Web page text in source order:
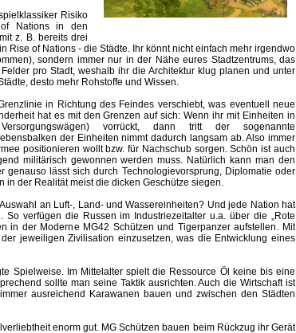
Risiko
Nations in den
z. B. bereits drei
Rise of Nations - die Städte. Ihr könnt nicht einfach mehr irgendwo
sondern immer nur in der Nähe eures Stadtzentrums, das
pro Stadt, weshalb ihr die Architektur klug planen und unter
desto mehr Rohstoffe und Wissen.
in Richtung des Feindes verschiebt, was eventuell neue
hat es mit den Grenzen auf sich: Wenn ihr mit Einheiten in
vorrückt, dann tritt der sogenannte
der Einheiten nimmt dadurch langsam ab. Also immer
positionieren wollt bzw. für Nachschub sorgen. Schön ist auch
militärisch gewonnen werden muss. Natürlich kann man den
genauso lässt sich durch Technologievorsprung, Diplomatie oder
in der Realität meist die dicken Geschütze siegen.
an Luft-, Land- und Wassereinheiten? Und jede Nation hat
So verfügen die Russen im Industriezeitalter u.a. über die „Rote
in der Moderne MG42 Schützen und Tigerpanzer aufstellen. Mit
jeweiligen Zivilisation einzusetzen, was die Entwicklung eines
Spielweise. Im Mittelalter spielt die Ressource Öl keine bis eine
sollte man seine Taktik ausrichten. Auch die Wirtschaft ist
ausreichend Karawanen bauen und zwischen den Städten
enorm gut. MG Schützen bauen beim Rückzug ihr Gerät